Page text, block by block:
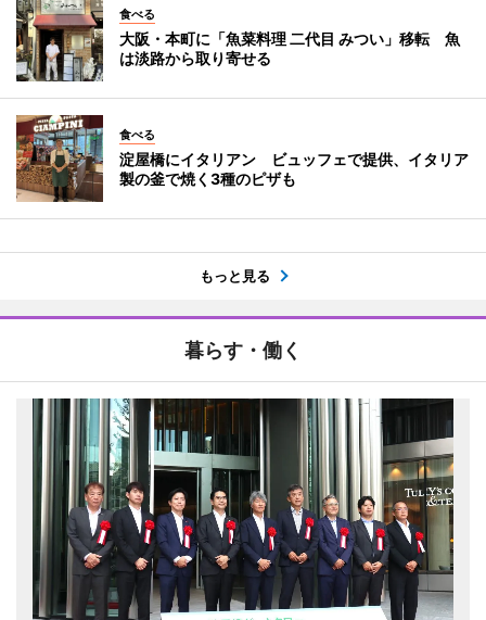
食べる
大阪・本町に「魚菜料理 二代目 みつい」移転 魚
は淡路から取り寄せる
食べる
淀屋橋にイタリアン ビュッフェで提供、イタリア
製の釜で焼く3種のピザも
もっと見る
暮らす・働く